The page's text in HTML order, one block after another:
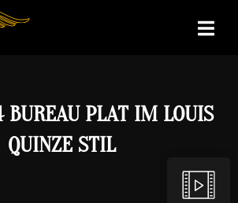
PLAT IM LOUIS
QUINZE STIL